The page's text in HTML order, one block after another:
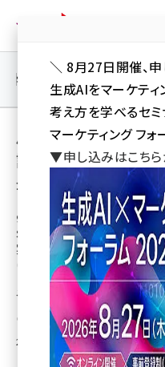
ン
seo (3532)
ai (2814)
youtube (2441)
note (2317)
セミナー (2310)
z世代 (1623)
meo (1277)
SEO
用語「LINEビジネス
記事の一覧
全 29 記事中 1 ～ 29 を
9/3（水）「LINEビジネスコネ
Salesforce ExactTarget ×
実現する次世代1to1マーケ
は？
メンバーズ主催｜1to1マーケティ
株式会社メンバーズ
2014年8月5日 16:51
＼ 8月27日開催、
生成AIをマーケテ
考え方を学べるセ
マーケティング フォ
▼申し込みはこち